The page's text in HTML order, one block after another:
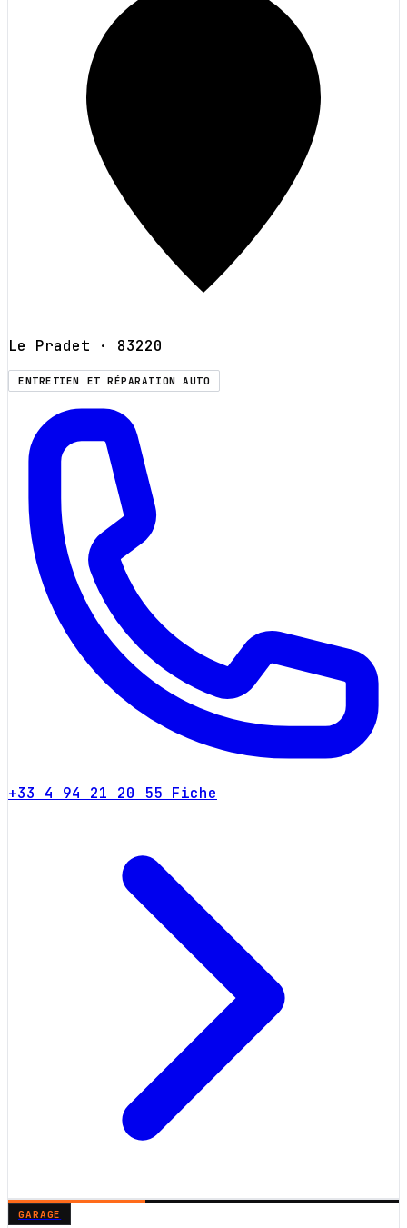
Le Pradet · 83220
ENTRETIEN ET RÉPARATION AUTO
+33 4 94 21 20 55 Fiche
GARAGE